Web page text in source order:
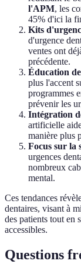
l'APM, les
45% d'ici la
Kits
d'urgence
ventes ont
précédente.
Éducation
plus l'accent
programmes
prévenir les
Intégration
artificielle
manière plus
Focus sur la
urgences
nombreux
mental.
Ces tendances
dentaires, visant à
des patients tout en
accessibles.
Questions